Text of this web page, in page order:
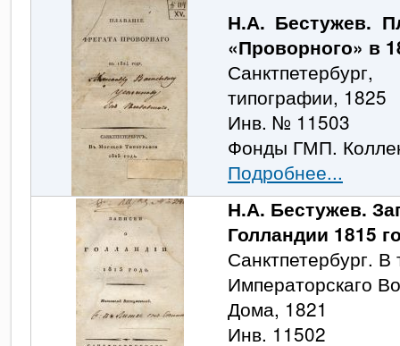
Н.А. Бестужев.
«Проворного» в
типографии, 1825
Инв. № 11503
Фонды ГМП.
Подробнее...
Н.А. Бестужев.
Голландии 1815
Санктпетербург.
Императорскаго
Дома, 1821
Инв. 11502